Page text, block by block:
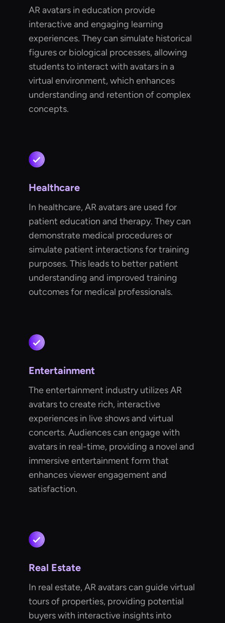
AR avatars in education provide
interactive and engaging learning
experiences. They can simulate historical
figures or biological processes, allowing
students to interact with avatars in a
virtual environment, which enhances
understanding and retention of complex
concepts.
Healthcare
In healthcare, AR avatars are used for
patient education and therapy. They can
demonstrate medical procedures or
simulate patient interactions for training
purposes. This leads to better patient
understanding and improved training
outcomes for medical professionals.
Entertainment
The entertainment industry utilizes AR
avatars to create rich, interactive
experiences in live shows and virtual
concerts. Audiences can engage with
avatars in real-time, providing a novel and
immersive entertainment form that
enhances viewer engagement and
satisfaction.
Real Estate
In real estate, AR avatars can guide virtual
tours of properties, providing potential
buyers with interactive insights into